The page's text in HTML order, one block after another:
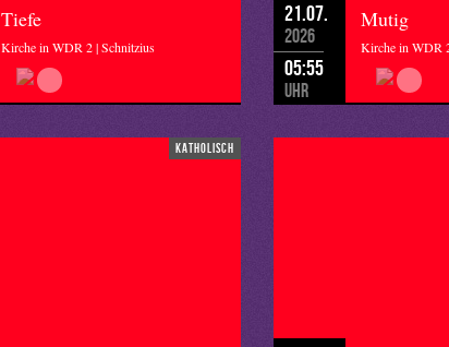
Tiefe
Kirche in WDR 2 | Schnitzius
21.07.
2026
05:55
Uhr
Mutig
Kirche in WDR
katholisch